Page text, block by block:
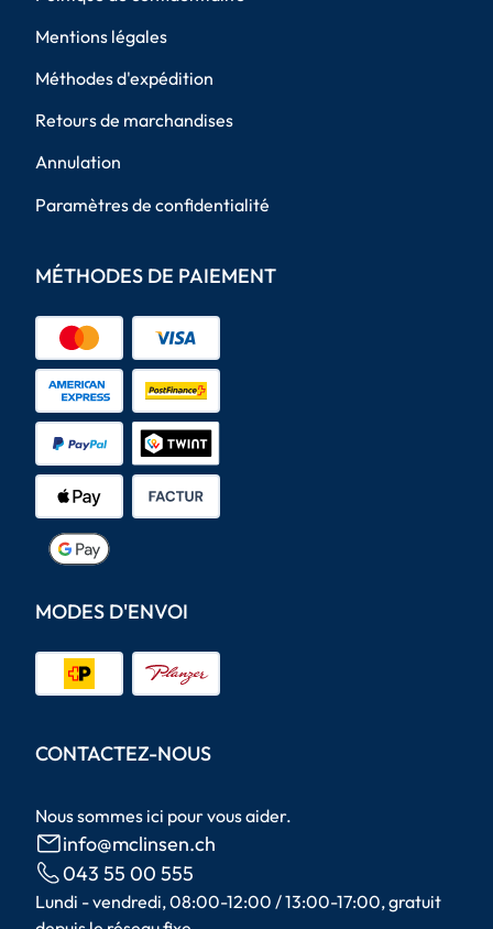
Mentions légales
Méthodes d'expédition
Retours de marchandises
Annulation
Paramètres de confidentialité
MÉTHODES DE PAIEMENT
MODES D'ENVOI
CONTACTEZ-NOUS
Nous sommes ici pour vous aider.
info@mclinsen.ch
043 55 00 555
Lundi - vendredi, 08:00-12:00 / 13:00-17:00, gratuit